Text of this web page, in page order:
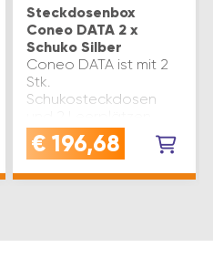
Steckdosenbox
Coneo DATA 2 x
Schuko Silber
Coneo DATA ist mit 2
Stk.
Schukosteckdosen
ausgestattet.Diese
Leerplätze können
individuell mit
€ 196,68